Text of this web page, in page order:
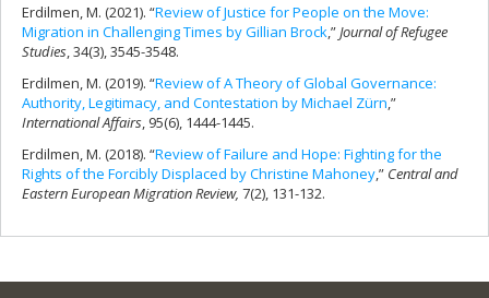
Erdilmen, M. (2021). “Review of Justice for People on the Move:
Migration in Challenging Times by Gillian Brock ,” Journal of Refugee
Studies , 34(3), 3545-3548.
Erdilmen, M. (2019). “Review of A Theory of Global Governance:
Authority, Legitimacy, and Contestation by Michael Zürn ,”
International Affairs , 95(6), 1444-1445.
Erdilmen, M. (2018). “Review of Failure and Hope: Fighting for the
Rights of the Forcibly Displaced by Christine Mahoney,” Central and
Eastern European Migration Review, 7(2), 131-132.